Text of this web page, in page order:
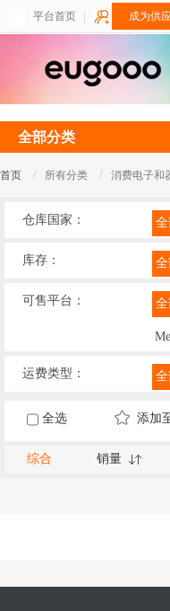
平台首页 成为供
全部分类
首页 / 所有分类 / 消费电子和
仓库国家：
库存：
可售平台：
运费类型：
全选 添加
综合 销量